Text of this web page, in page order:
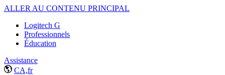
ALLER AU CONTENU PRINCIPAL
Logitech G
Professionnels
Éducation
Assistance
CA,fr